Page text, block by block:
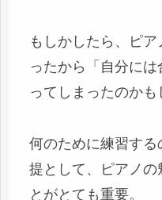
もしかしたら、ピ
ったから「自分に
ってしまったのかも
何のために練習す
提として、ピアノの
とがとても重要。